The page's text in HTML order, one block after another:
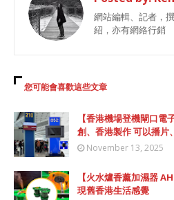
網站編輯、記者，
紹，亦有網絡行銷
您可能會喜歡這些文章
【香港機場登機閘口
創、香港製作 可以播片
November 13, 2025
【火水爐香薰加濕器
現舊香港生活感覺